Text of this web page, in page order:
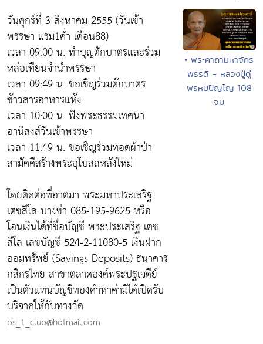
วันศุกร์ที่ 3 สิงหาคม 2555 (วันเข้า
พรรษา แรม1ค่ำ เดือน88)
เวลา 09:00 น. ทำบุญตักบาตรและร่วม
หล่อเทียนจำนำพรรษา
เวลา 09:49 น. ขอเชิญร่วมตักบาตร
ข้าวสารอาหารแห้ง
เวลา 10:00 น. ฟังพระธรรมเทศนา
อานิสงส์วันเข้าพรรษา
เวลา 11:49 น. ขอเชิญร่วมทอดผ้าป่า
สามัคคีสร้างพระอุโบสถหลังใหม่
โดยติดต่อที่อาตมา พระมหาประเสริฐ
เตชสีโล บางข่า 085-195-9625 หรือ
โอนเงินได้ที่ชื่อบัญชี พระประเสริฐ เตช
สีโล เลขบัญชี 524-2-11080-5 เงินฝาก
ออมทรัพย์ (Savings Deposits) ธนาคาร
กสิกรไทย สาขาตลาดองค์พระปฐเจดีย์
เป็นตัวแทนบัญชีทองคำหาค่ามิได้เปิดรับ
บริจาคให้กับทางวัด
ps_1_club@hotmail.com
• พระคาถามหาจักร
พรรดิ์ - หลวงปู่ดู่
พรหมปัญโญ 108
จบ